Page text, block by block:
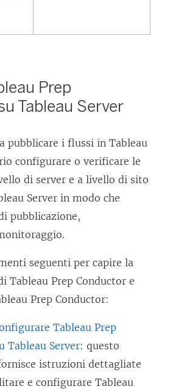
Prep
Tableau Server
pubblicare i flussi in Tableau
configurare o verificare le
di server e a livello di sito
Server in modo che
pubblicazione,
seguenti per capire la
Tableau Prep Conductor e
Prep Conductor:
Tableau Prep
Tableau Server: questo
istruzioni dettagliate
e configurare Tableau